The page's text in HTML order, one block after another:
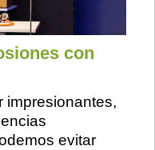
con
impresionantes,
evitar